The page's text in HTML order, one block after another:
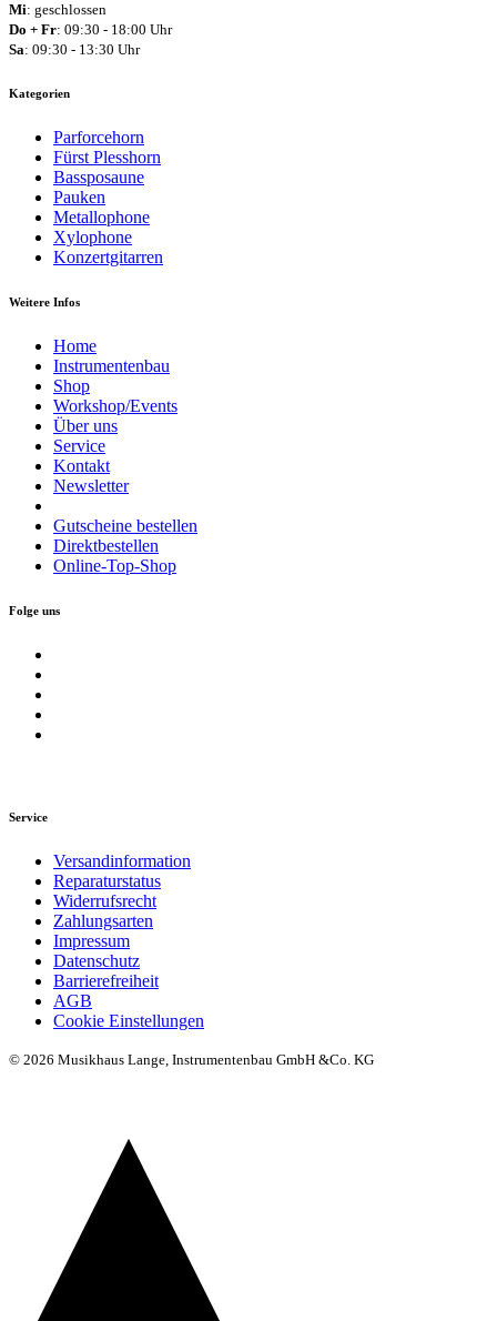
Mi: geschlossen
Do + Fr: 09:30 - 18:00 Uhr
Sa: 09:30 - 13:30 Uhr
Kategorien
Parforcehorn
Fürst Plesshorn
Bassposaune
Pauken
Metallophone
Xylophone
Konzertgitarren
Weitere Infos
Home
Instrumentenbau
Shop
Workshop/Events
Über uns
Service
Kontakt
Newsletter
Gutscheine bestellen
Direktbestellen
Online-Top-Shop
Folge uns
Service
Versandinformation
Reparaturstatus
Widerrufsrecht
Zahlungsarten
Impressum
Datenschutz
Barrierefreiheit
AGB
Cookie Einstellungen
© 2026 Musikhaus Lange, Instrumentenbau GmbH &Co. KG